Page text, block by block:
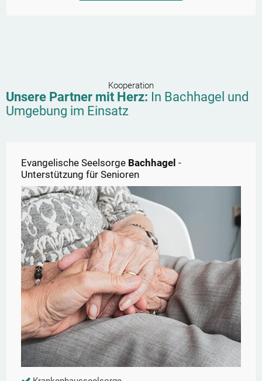
Kooperation
Unsere Partner mit Herz: In Bachhagel und
Umgebung im Einsatz
Evangelische Seelsorge Bachhagel -
Unterstützung für Senioren